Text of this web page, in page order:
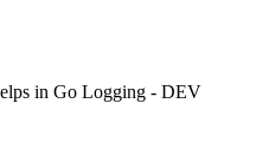
in Go Logging - DEV